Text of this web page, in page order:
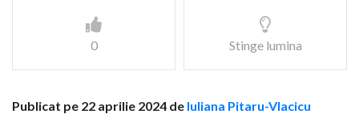
0 Stinge lumina
Publicat pe 22 aprilie 2024 de Iuliana Pitaru-Vlacicu